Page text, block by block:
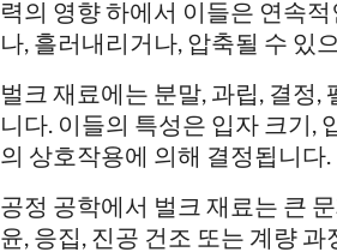
력의 영향 하에서 이들은 연속
나, 흘러내리거나, 압축될 수 있
벌크 재료에는 분말, 과립, 결정,
니다. 이들의 특성은 입자 크기,
의 상호작용에 의해 결정됩니다.
공정 공학에서 벌크 재료는 큰
윤, 응집, 진공 건조 또는 계량